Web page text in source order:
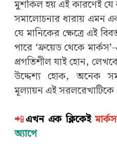
মুশকিল হয় এই কারণেই যে
সমালোচনার ধারায় এমন
যে মানিকের ক্ষেত্রে এই
পারে ‘ফ্রয়েড থেকে
প্রগতিশীল যাই হোন,
উদ্দেশ্য হোক, অনেক
মূল্যায়ন এই সরলরেখাটিকে
📲এখন এক ক্লিকেই
অ্যাপে